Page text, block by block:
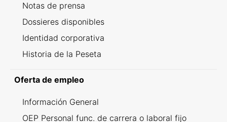
Notas de prensa
Dossieres disponibles
Identidad corporativa
Historia de la Peseta
Oferta de empleo
Información General
OEP Personal func. de carrera o laboral fijo